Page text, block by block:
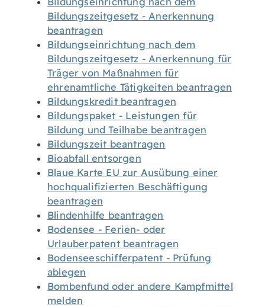
Bildungszeitgesetz - Anerkennung
beantragen
Bildungseinrichtung nach dem
Bildungszeitgesetz - Anerkennung für
Träger von Maßnahmen für
ehrenamtliche Tätigkeiten beantragen
Bildungskredit beantragen
Bildungspaket - Leistungen für
Bildung und Teilhabe beantragen
Bildungszeit beantragen
Bioabfall entsorgen
Blaue Karte EU zur Ausübung einer
hochqualifizierten Beschäftigung
beantragen
Blindenhilfe beantragen
Bodensee - Ferien- oder
Urlauberpatent beantragen
Bodenseeschifferpatent - Prüfung
ablegen
Bombenfund oder andere Kampfmittel
melden